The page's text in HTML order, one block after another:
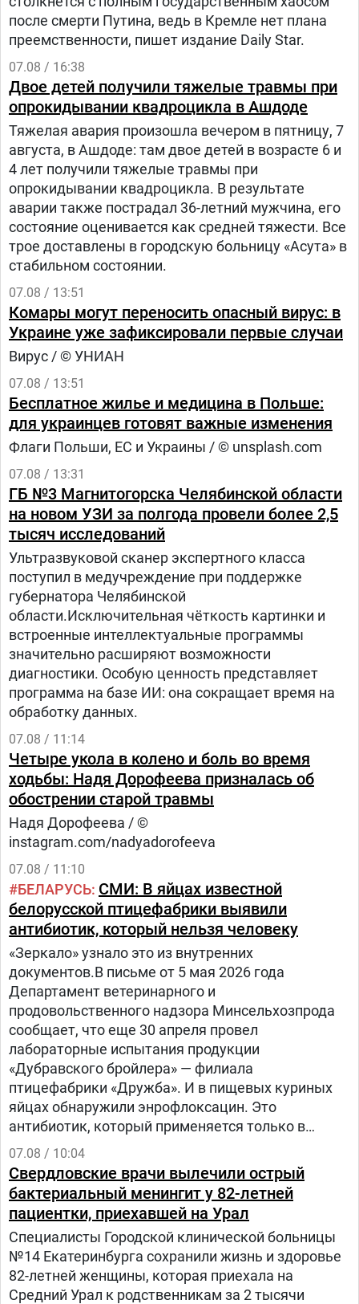
после смерти Путина, ведь в Кремле нет плана
преемственности, пишет издание Daily Star.
07.08 / 16:38
Двое детей получили тяжелые травмы при
опрокидывании квадроцикла в Ашдоде
Тяжелая авария произошла вечером в пятницу, 7
августа, в Ашдоде: там двое детей в возрасте 6 и
4 лет получили тяжелые травмы при
опрокидывании квадроцикла. В результате
аварии также пострадал 36-летний мужчина, его
состояние оценивается как средней тяжести. Все
трое доставлены в городскую больницу «Асута» в
стабильном состоянии.
07.08 / 13:51
Комары могут переносить опасный вирус: в
Украине уже зафиксировали первые случаи
Вирус / © УНИАН
07.08 / 13:51
Бесплатное жилье и медицина в Польше:
для украинцев готовят важные изменения
Флаги Польши, ЕС и Украины / © unsplash.com
07.08 / 13:31
ГБ №3 Магнитогорска Челябинской области
на новом УЗИ за полгода провели более 2,5
тысяч исследований
Ультразвуковой сканер экспертного класса
поступил в медучреждение при поддержке
губернатора Челябинской
области.Исключительная чёткость картинки и
встроенные интеллектуальные программы
значительно расширяют возможности
диагностики. Особую ценность представляет
программа на базе ИИ: она сокращает время на
обработку данных.
07.08 / 11:14
Четыре укола в колено и боль во время
ходьбы: Надя Дорофеева призналась об
обострении старой травмы
Надя Дорофеева / ©
instagram.com/nadyadorofeeva
07.08 / 11:10
БЕЛАРУСЬ СМИ: В яйцах известной
белорусской птицефабрики выявили
антибиотик, который нельзя человеку
«Зеркало» узнало это из внутренних
документов.В письме от 5 мая 2026 года
Департамент ветеринарного и
продовольственного надзора Минсельхозпрода
сообщает, что еще 30 апреля провел
лабораторные испытания продукции
«Дубравского бройлера» — филиала
птицефабрики «Дружба». И в пищевых куриных
яйцах обнаружили энрофлоксацин. Это
антибиотик, который применяется только в
ветеринарии для лечения сельскохозяйственных,
домашних животных и птиц.
07.08 / 10:04
Свердловские врачи вылечили острый
бактериальный менингит у 82-летней
пациентки, приехавшей на Урал
Специалисты Городской клинической больницы
№14 Екатеринбурга сохранили жизнь и здоровье
82-летней женщины, которая приехала на
Средний Урал к родственникам за 2 тысячи